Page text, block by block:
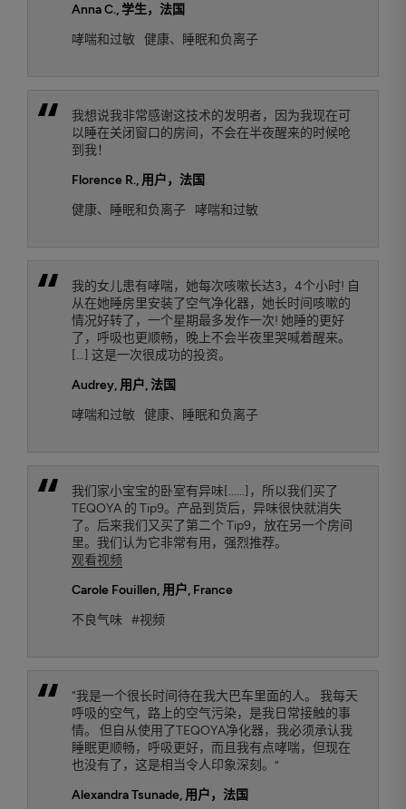
Anna C., 学生，法国
哮喘和过敏
健康、睡眠和负离子
我想说我非常感谢这技术的发明者，因为我现在可
以睡在关闭窗口的房间，不会在半夜醒来的时候呛
到我！
Florence R., 用户，法国
健康、睡眠和负离子
哮喘和过敏
我的女儿患有哮喘，她每次咳嗽长达3，4个小时! 自
从在她睡房里安装了空气净化器，她长时间咳嗽的
情况好转了，一个星期最多发作一次! 她睡的更好
了，呼吸也更顺畅，晚上不会半夜里哭喊着醒来。
[...] 这是一次很成功的投资。
Audrey, 用户, 法国
哮喘和过敏
健康、睡眠和负离子
我们家小宝宝的卧室有异味[......]，所以我们买了
TEQOYA 的 Tip9。产品到货后，异味很快就消失
了。后来我们又买了第二个 Tip9，放在另一个房间
里。我们认为它非常有用，强烈推荐。
观看视频
Carole Fouillen, 用户, France
不良气味
#视频
“我是一个很长时间待在我大巴车里面的人。 我每天
呼吸的空气，路上的空气污染，是我日常接触的事
情。 但自从使用了TEQOYA净化器，我必须承认我
睡眠更顺畅，呼吸更好，而且我有点哮喘，但现在
也没有了，这是相当令人印象深刻。”
Alexandra Tsunade, 用户，法国